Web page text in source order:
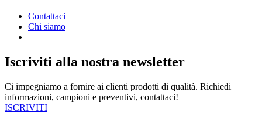
Contattaci
Chi siamo
Iscriviti alla nostra newsletter
Ci impegniamo a fornire ai clienti prodotti di qualità. Richiedi
informazioni, campioni e preventivi, contattaci!
ISCRIVITI